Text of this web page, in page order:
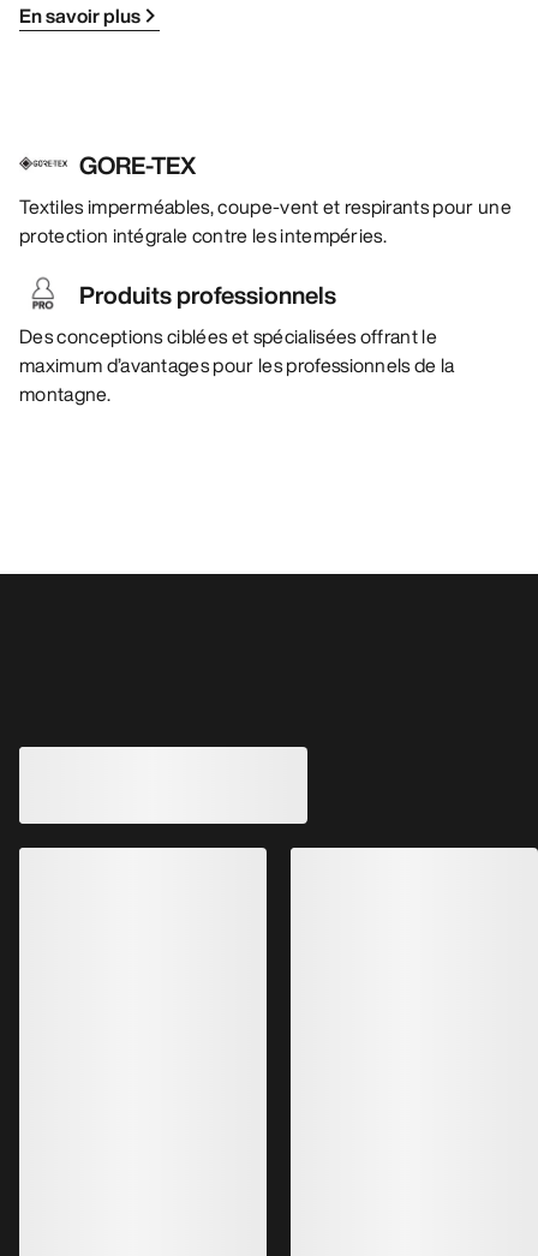
En savoir plus
GORE-TEX
Textiles imperméables, coupe-vent et respirants pour une
protection intégrale contre les intempéries.
Produits professionnels
Des conceptions ciblées et spécialisées offrant le
maximum d’avantages pour les professionnels de la
montagne.